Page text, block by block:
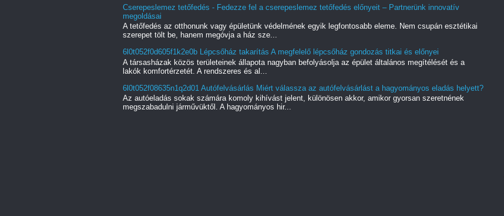
Cserepeslemez tetőfedés - Fedezze fel a cserepeslemez tetőfedés előnyeit – Partnerünk innovatív
megoldásai
A tetőfedés az otthonunk vagy épületünk védelmének egyik legfontosabb eleme. Nem csupán esztétikai
szerepet tölt be, hanem megóvja a ház sze...
6l0t052f0d605f1k2e0b Lépcsőház takarítás A megfelelő lépcsőház gondozás titkai és előnyei
A társasházak közös területeinek állapota nagyban befolyásolja az épület általános megítélését és a
lakók komfortérzetét. A rendszeres és al...
6l0t052f08635n1q2d01 Autófelvásárlás Miért válassza az autófelvásárlást a hagyományos eladás helyett?
Az autóeladás sokak számára komoly kihívást jelent, különösen akkor, amikor gyorsan szeretnének
megszabadulni járművüktől. A hagyományos hir...